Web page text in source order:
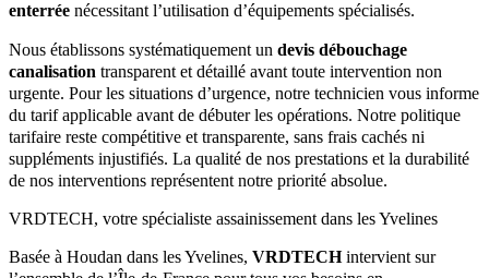
enterrée nécessitant l’utilisation d’équipements spécialisés.
Nous établissons systématiquement un devis débouchage
canalisation transparent et détaillé avant toute intervention non
urgente. Pour les situations d’urgence, notre technicien vous informe
du tarif applicable avant de débuter les opérations. Notre politique
tarifaire reste compétitive et transparente, sans frais cachés ni
suppléments injustifiés. La qualité de nos prestations et la durabilité
de nos interventions représentent notre priorité absolue.
VRDTECH, votre spécialiste assainissement dans les Yvelines
Basée à Houdan dans les Yvelines, VRDTECHintervient sur